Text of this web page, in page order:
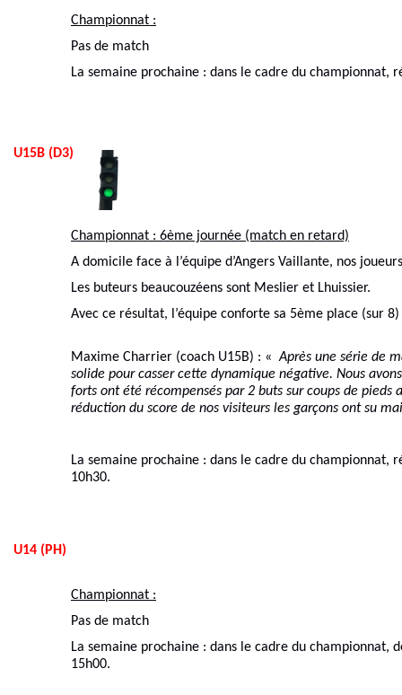
Championnat :
Pas de match
La semaine prochaine : dans le cadre du championnat,
U15B (D3)
Championnat : 6ème journée (match en retard)
A domicile face à l’équipe d’Angers Vaillante, nos
Les buteurs beaucouzéens sont Meslier et Lhuissier.
Avec ce résultat, l’équipe conforte sa 5ème place (sur
Maxime Charrier (coach U15B) : «Après une série de
solide pour casser cette dynamique négative. Nous
forts ont été récompensés par 2 buts sur coups de
réduction du score de nos visiteurs les garçons ont su
La semaine prochaine : dans le cadre du championnat,
10h30.
U14 (PH)
Championnat :
Pas de match
La semaine prochaine : dans le cadre du championnat,
15h00.